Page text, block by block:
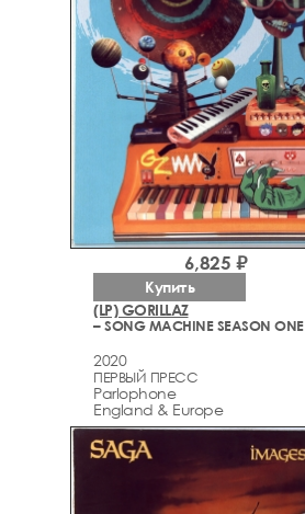
(LP) GORILLAZ
– SONG MACHINE SEASON ONE
2020
ПЕРВЫЙ ПРЕСС
Parlophone
England & Europe
6,825 ₽
Купить